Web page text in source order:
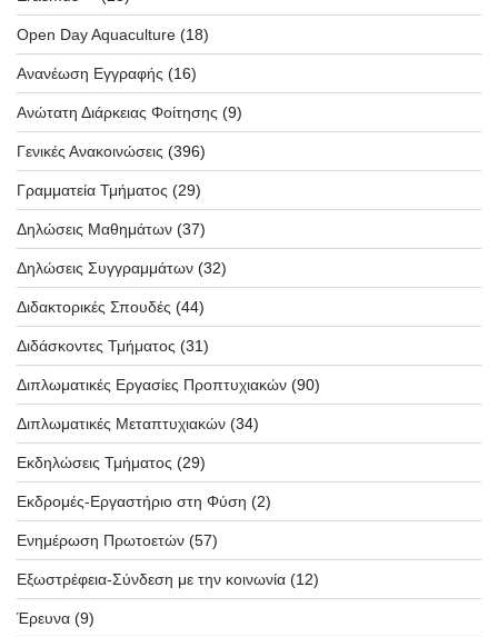
Open Day Aquaculture (18)
Ανανέωση Εγγραφής (16)
Ανώτατη Διάρκειας Φοίτησης (9)
Γενικές Ανακοινώσεις (396)
Γραμματεία Τμήματος (29)
Δηλώσεις Μαθημάτων (37)
Δηλώσεις Συγγραμμάτων (32)
Διδακτορικές Σπουδές (44)
Διδάσκοντες Τμήματος (31)
Διπλωματικές Εργασίες Προπτυχιακών (90)
Διπλωματικές Μεταπτυχιακών (34)
Εκδηλώσεις Τμήματος (29)
Εκδρομές-Εργαστήριο στη Φύση (2)
Ενημέρωση Πρωτοετών (57)
Εξωστρέφεια-Σύνδεση με την κοινωνία (12)
Έρευνα (9)